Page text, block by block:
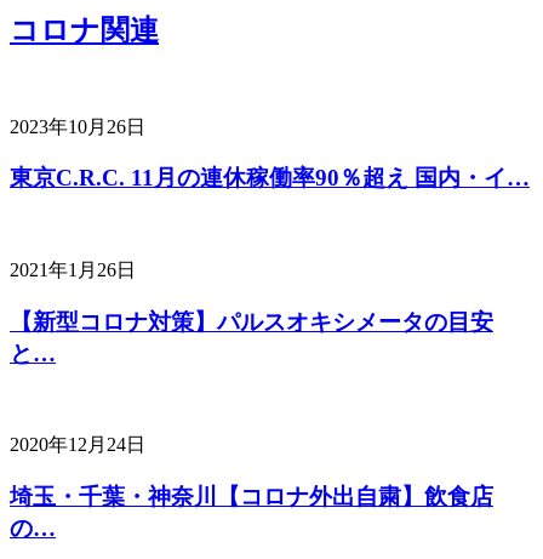
コロナ関連
2023年10月26日
東京C.R.C. 11月の連休稼働率90％超え 国内・イ…
2021年1月26日
【新型コロナ対策】パルスオキシメータの目安
と…
2020年12月24日
埼玉・千葉・神奈川【コロナ外出自粛】飲食店
の…